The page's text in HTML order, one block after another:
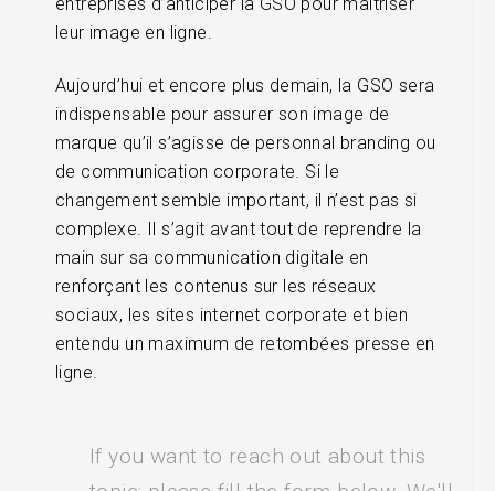
leur image en ligne.
Aujourd’hui et encore plus demain, la GSO sera
indispensable pour assurer son image de
marque qu’il s’agisse de personnal branding ou
de communication corporate. Si le
changement semble important, il n’est pas si
complexe. Il s’agit avant tout de reprendre la
main sur sa communication digitale en
renforçant les contenus sur les réseaux
sociaux, les sites internet corporate et bien
entendu un maximum de retombées presse en
ligne.
If you want to reach out about this